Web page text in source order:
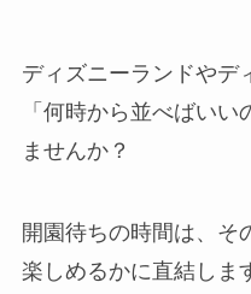
ディズニーランドやデ
「何時から並べばい
ませんか？
開園待ちの時間は、そ
楽しめるかに直結しま